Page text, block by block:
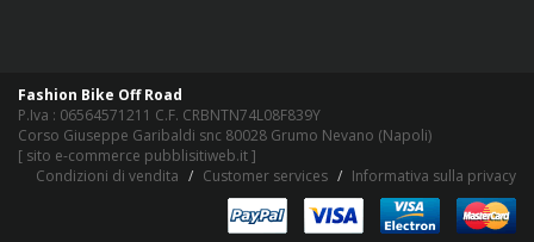
Fashion Bike Off Road
P.Iva : 06564571211 C.F. CRBNTN74L08F839Y
Corso Giuseppe Garibaldi snc 80028 Grumo Nevano (Napoli)
[ sito e-commerce pubblisitiweb.it]
Condizioni di vendita
Customer services Informativa sulla privacy